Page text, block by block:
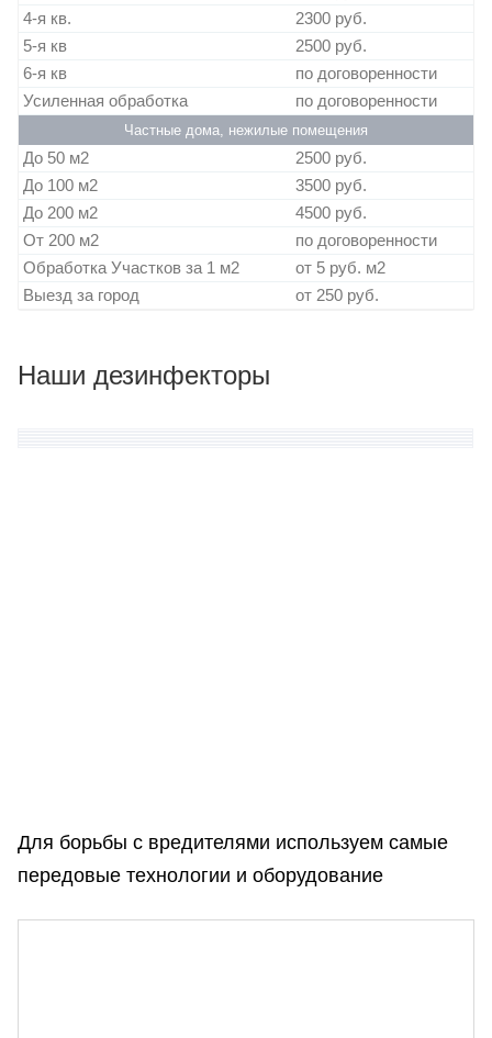
4-я кв.
2300 руб.
5-я кв
2500 руб.
6-я кв
по договоренности
Усиленная обработка
по договоренности
Частные дома, нежилые помещения
До 50 м2
2500 руб.
До 100 м2
3500 руб.
До 200 м2
4500 руб.
От 200 м2
по договоренности
Обработка Участков за 1 м2
от 5 руб. м2
Выезд за город
от 250 руб.
Наши дезинфекторы
Для борьбы с вредителями используем самые
передовые технологии и оборудование